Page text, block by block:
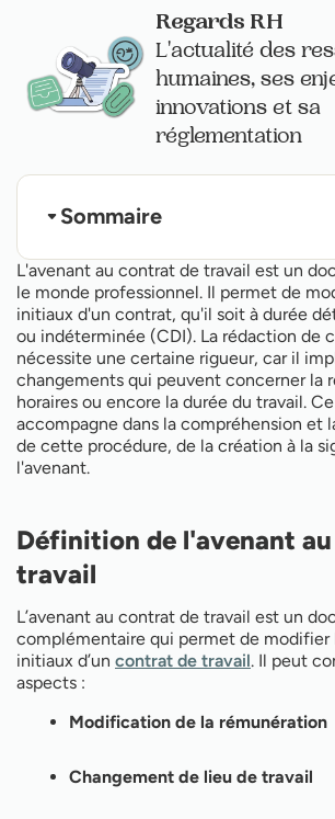
L'avenant au contrat de travail est un
le monde professionnel. Il permet de
initiaux d'un contrat, qu'il soit à durée
ou indéterminée (CDI). La rédaction de
nécessite une certaine rigueur, car il
changements qui peuvent concerner la
horaires ou encore la durée du travail.
accompagne dans la compréhension et
de cette procédure, de la création à la
l'avenant.
Définition de l'avenant
travail
L’avenant au contrat de travail est un
complémentaire qui permet de modifier
initiaux d’un contrat de travail. Il peut
aspects :
Modification de la rémunération
Changement de lieu de travail
Regards RH
L'actualité des
humaines, ses
innovations et sa
réglementation
Sommaire
Définition de l'avenant au contrat
Quand est-il obligatoire de faire
Les différents types d'avenants
Comment rédiger un avenant ?
La procédure d'établissement
Le refus d'un avenant par le salarié
Est-il possible de faire un avenant
Conséquences d'un avenant non
Peut-on refuser un changement
?
Comment créer un avenant à un